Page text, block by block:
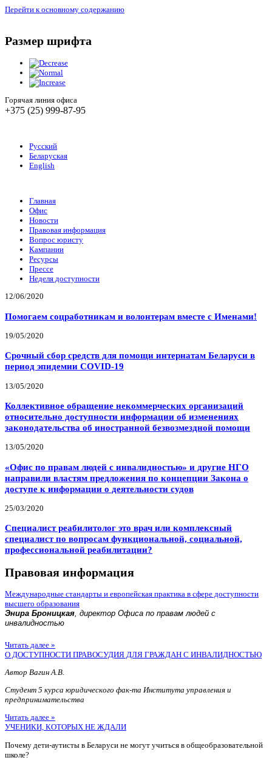
Перейти к основному содержанию
Размер шрифта
Горячая линия офиса
+375 (25) 999-87-95
Русский
Беларуская
English
Главная
Офис
Новости
Правовая информация
Вопрос юристу
Кампании
Ресурсы
Прессе
Неделя доступности
12/06/2020
Помогаем соцработникам и волонтерам вместе с Именами!
19/05/2020
Срочный сбор средств для помощи интернатам Беларуси в
период эпидемии COVID-19
13/05/2020
Коллективное обращение некоммерческих организаций
относительно доступности информации об изменениях
законодательства об иностранной безвозмездной помощи
13/05/2020
«Офис по правам людей с инвалидностью» и другие НГО
направили властям предложения по концепции Закона о
доступе к информации о деятельности судов
25/03/2020
Специалист реабилитолог это врач или комплексный
специалист по вопросам функциональной, социальной,
профессиональной реабилитации?
Правовая информация
Международные стандарты и европейская практика в сфере доступности
высшего образования
Энира Броницкая, директор Офиса по правам людей с
инвалидностью
Читать далее »
О ДОСТУПНОСТИ ПРАВОСУДИЯ ДЛЯ ГРАЖДАН С ИНВАЛИДНОСТЬЮ
Автор Вагин А.В.
Студент 5 курса юридического фак-та Института управления и
предпринимательства
Читать далее »
УЧЕНИКИ, КОТОРЫХ НЕ ЖДАЛИ
Почему дети-аутисты в Беларуси не могут учиться в общеобразовательной
школе?